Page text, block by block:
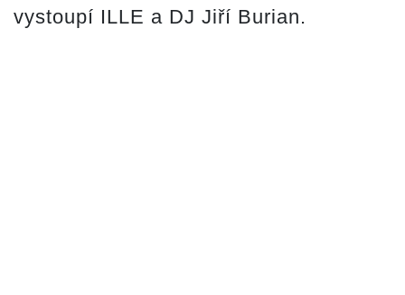
vystoupí ILLE a DJ Jiří Burian.